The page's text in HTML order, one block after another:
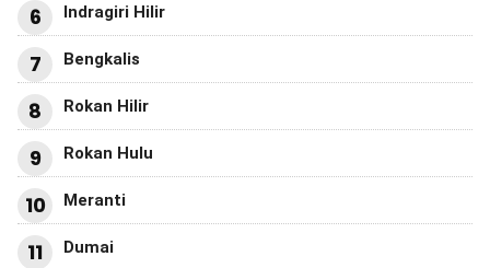
6 Indragiri Hilir
7 Bengkalis
8 Rokan Hilir
9 Rokan Hulu
10 Meranti
11 Dumai